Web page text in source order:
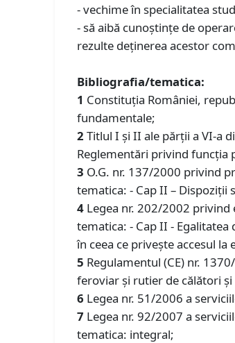
- vechime în specialitatea
- să aibă cunoștințe de
rezulte deținerea acestor
Bibliografia/tematica:
1 Constituţia României,
fundamentale;
2 Titlul I și II ale părții a VI-a
Reglementări privind funcția
3 O.G. nr. 137/2000 privind
tematica: - Cap II – Dispoziții
4 Legea nr. 202/2002
tematica: - Cap II -
în ceea ce privește accesul
5 Regulamentul (CE) nr.
feroviar şi rutier de călători
6 Legea nr. 51/2006 a
7 Legea nr. 92/2007 a
tematica: integral;